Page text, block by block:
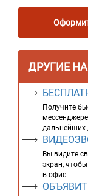
ДРУГИЕ
Получите
дальнейших
Вы видите
экран,
в офис